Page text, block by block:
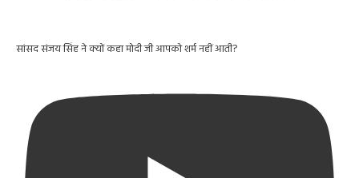
सांसद संजय सिंह ने क्यों कहा मोदी जी आपको शर्म नहीं आती?